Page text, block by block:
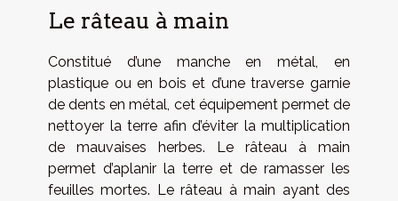
Le râteau à main
Constitué d’une manche en métal, en
plastique ou en bois et d’une traverse garnie
de dents en métal, cet équipement permet de
nettoyer la terre afin d’éviter la multiplication
de mauvaises herbes. Le râteau à main
permet d’aplanir la terre et de ramasser les
feuilles mortes. Le râteau à main ayant des